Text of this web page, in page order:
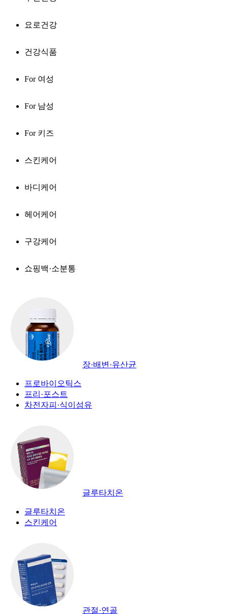
요로건강
건강식품
For 여성
For 남성
For 키즈
스킨케어
바디케어
헤어케어
구강케어
쇼핑백·소분통
장·배변·유산균
프로바이오틱스
프리·포스트
차전자피·식이섬유
글루타치온
글루타치온
스킨케어
관절·연골